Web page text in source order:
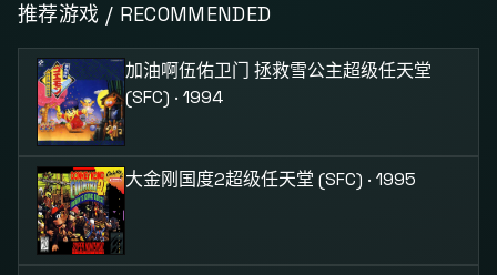
超级任
天堂
(SFC)1994
天堂
(SFC)1995
(FC)1987
推荐游戏 / RECOMMENDED
加油啊伍佑卫门 拯救雪公主超级任天堂
(SFC) · 1994
大金刚国度2超级任天堂 (SFC) · 1995